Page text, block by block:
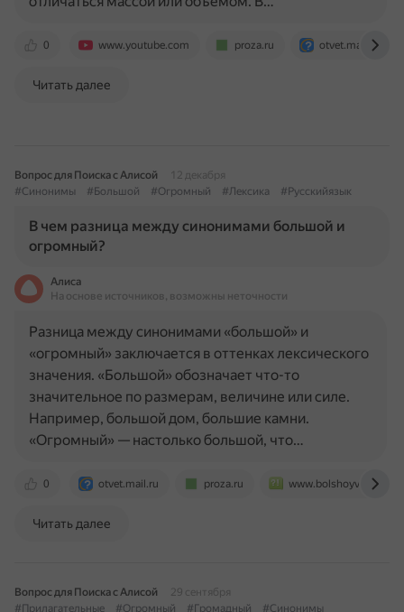
0 www.youtube.com proza.ru otvet.mail.ru
Читать далее
Вопрос для Поиска с Алисой
12 декабря
#Синонимы
#Большой #Огромный #Лексика #Русскийязык
В чем разница между синонимами большой и
огромный?
Алиса
На основе источников, возможны неточности
0 otvet.mail.ru proza.ru www.bolshoyvopros.ru
Разница между синонимами «большой» и
«огромный» заключается в оттенках лексического
значения. «Большой» обозначает что-то
значительное по размерам, величине или силе.
Например, большой дом, большие камни.
«Огромный» — настолько большой, что…
Читать далее
Вопрос для Поиска с Алисой
29 сентября
#Прилагательные
#Огромный #Громадный
#Синонимы